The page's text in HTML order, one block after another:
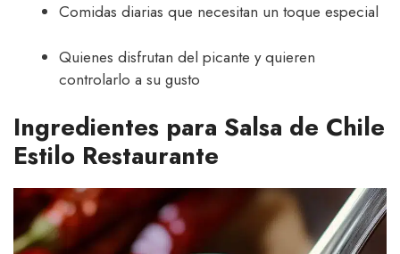
Comidas diarias que necesitan un toque especial
Quienes disfrutan del picante y quieren
controlarlo a su gusto
Ingredientes para Salsa de Chile
Estilo Restaurante